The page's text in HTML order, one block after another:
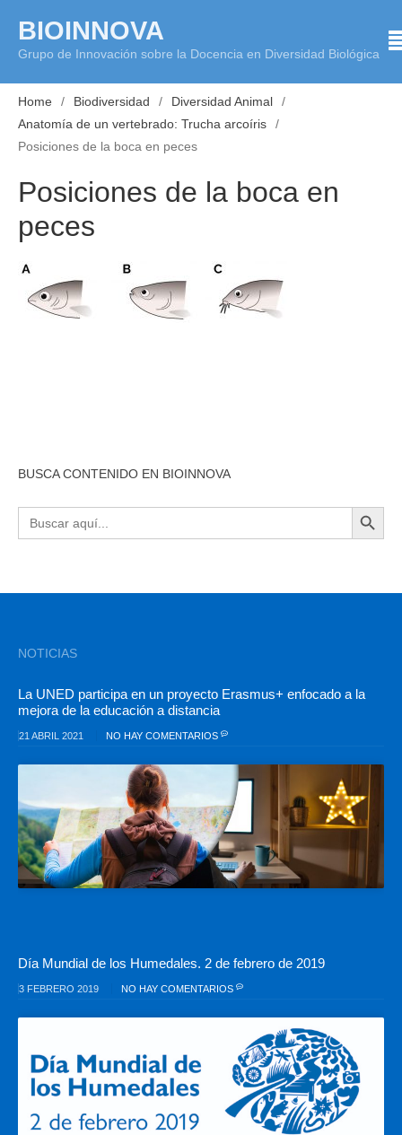
content
BIOINNOVA
Grupo de Innovación sobre la Docencia en Diversidad Biológica
Home Biodiversidad
Diversidad Animal
Anatomía de un vertebrado: Trucha arcoíris
Posiciones de la boca en peces
Posiciones de la boca en
peces
BUSCA CONTENIDO EN BIOINNOVA
Buscar: BOTÓN DE
NOTICIAS
La UNED participa en un proyecto Erasmus+ enfocado a la
mejora de la educación a distancia
21 ABRIL 2021 NO HAY COMENTARIOS
Día Mundial de los Humedales. 2 de febrero de 2019
3 FEBRERO 2019 NO HAY COMENTARIOS